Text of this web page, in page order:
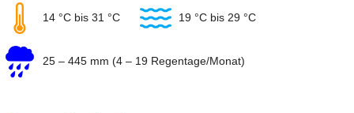
14 °C bis 31 °C 19 °C bis 29 °C
25 – 445 mm (4 – 19 Regentage/Monat)